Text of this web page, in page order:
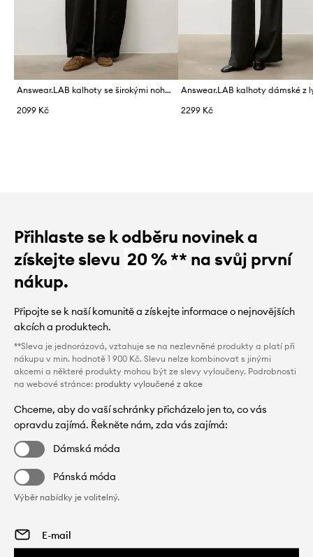
Answear.LAB kalhoty se širokými nohavicemi dámské s bavlnou
2099 Kč
2299 Kč
Přihlaste se k odběru novinek a
získejte slevu 20 %** na svůj první
nákup.
Připojte se k naší komunitě a získejte informace o nejnovějších
akcích a produktech.
**Sleva je jednorázová, vztahuje se na nezlevněné produkty a platí při
nákupu v min. hodnotě 1 900 Kč. Slevu nelze kombinovat s jinými
akcemi a některé produkty mohou být ze slevy vyloučeny. Podrobnosti
na webové stránce: produkty vyloučené z akce
Chceme, aby do vaší schránky přicházelo jen to, co vás
opravdu zajímá. Řekněte nám, zda vás zajímá:
Dámská móda
Pánská móda
Výběr nabídky je volitelný.